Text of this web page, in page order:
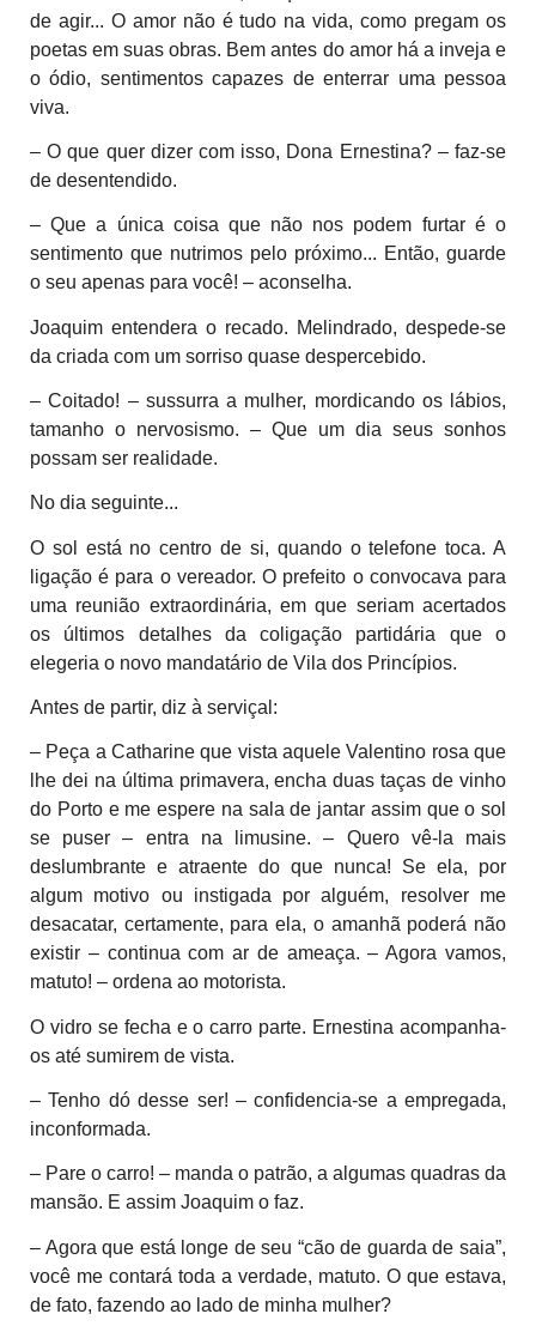
de agir... O amor não é tudo na vida, como pregam os
poetas em suas obras. Bem antes do amor há a inveja e
o ódio, sentimentos capazes de enterrar uma pessoa
viva.
– O que quer dizer com isso, Dona Ernestina? – faz-se
de desentendido.
– Que a única coisa que não nos podem furtar é o
sentimento que nutrimos pelo próximo... Então, guarde
o seu apenas para você! – aconselha.
Joaquim entendera o recado. Melindrado, despede-se
da criada com um sorriso quase despercebido.
– Coitado! – sussurra a mulher, mordicando os lábios,
tamanho o nervosismo. – Que um dia seus sonhos
possam ser realidade.
No dia seguinte...
O sol está no centro de si, quando o telefone toca. A
ligação é para o vereador. O prefeito o convocava para
uma reunião extraordinária, em que seriam acertados
os últimos detalhes da coligação partidária que o
elegeria o novo mandatário de Vila dos Princípios.
Antes de partir, diz à serviçal:
– Peça a Catharine que vista aquele Valentino rosa que
lhe dei na última primavera, encha duas taças de vinho
do Porto e me espere na sala de jantar assim que o sol
se puser – entra na limusine. – Quero vê-la mais
deslumbrante e atraente do que nunca! Se ela, por
algum motivo ou instigada por alguém, resolver me
desacatar, certamente, para ela, o amanhã poderá não
existir – continua com ar de ameaça. – Agora vamos,
matuto! – ordena ao motorista.
O vidro se fecha e o carro parte. Ernestina acompanha-
os até sumirem de vista.
– Tenho dó desse ser! – confidencia-se a empregada,
inconformada.
– Pare o carro! – manda o patrão, a algumas quadras da
mansão. E assim Joaquim o faz.
– Agora que está longe de seu “cão de guarda de saia”,
você me contará toda a verdade, matuto. O que estava,
de fato, fazendo ao lado de minha mulher?